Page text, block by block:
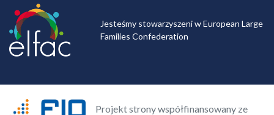
Jesteśmy stowarzyszeni w European Large
Families Confederation
Projekt strony współfinansowany ze